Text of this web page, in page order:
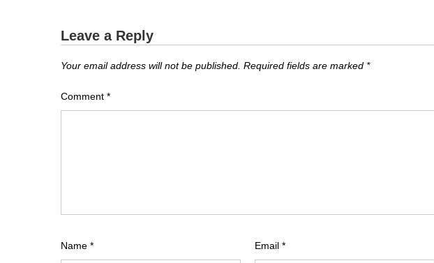
Leave a Reply
Your email address will not be published. Required fields are marked *
Comment *
Name * Email*